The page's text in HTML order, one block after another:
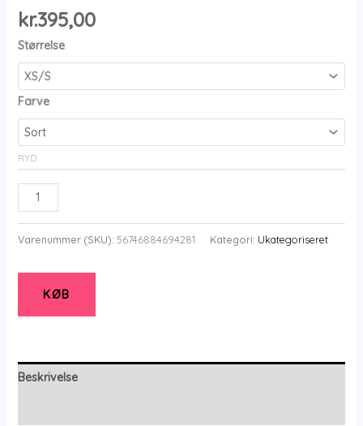
kr.395,00
Størrelse
Farve
RYD
SILHUET
thong
bodysuit
Sort
XS/S
|
Varenummer (SKU): 56746884694281 Kategori: Ukategoriseret
KØB
Beskrivelse